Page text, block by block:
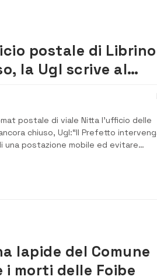
postale di Librino
la Ugl scrive al
postale di viale Nitta l’ufficio delle
chiuso, Ugl:“Il Prefetto
una postazione mobile ed evitare
al Prefetto etneo per chiedere un
lapide del Comune
i morti delle Foibe